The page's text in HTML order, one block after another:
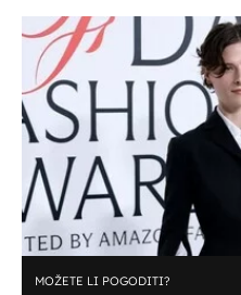
MOŽETE LI POGODITI?